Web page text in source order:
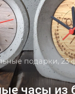
подарки, 23
часы из